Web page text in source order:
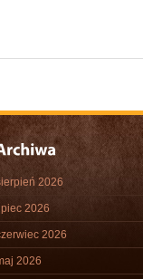
2026
2026
2026
2026